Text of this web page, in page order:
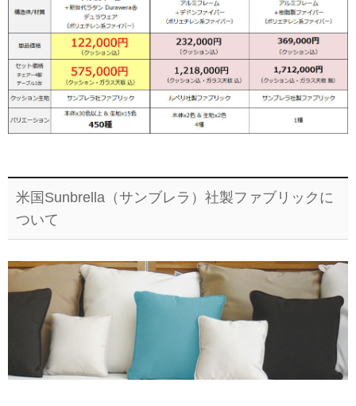
米国Sunbrella（サンブレラ）社製ファブリックに
ついて